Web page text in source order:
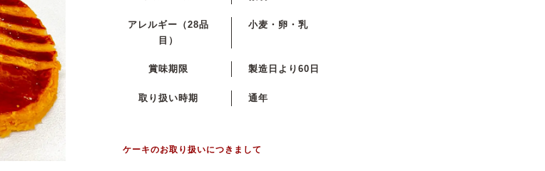
アレルギー （28品
目）
小麦・卵・乳
賞味期限 製造日より60日
取り扱い時期 通年
ケーキのお取り扱いにつきまして